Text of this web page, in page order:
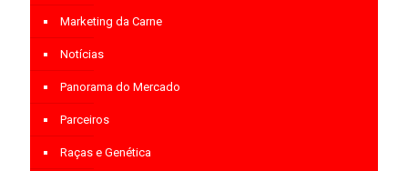
Marketing da Carne
Notícias
Panorama do Mercado
Parceiros
Raças e Genética